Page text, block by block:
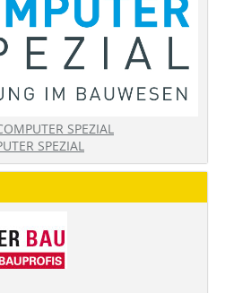
SPEZIAL
SPEZIAL